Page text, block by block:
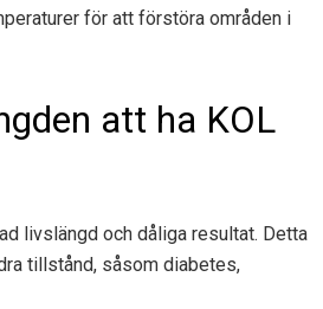
för att förstöra områden i
att ha KOL
livslängd och dåliga resultat. Detta
tillstånd, såsom diabetes,